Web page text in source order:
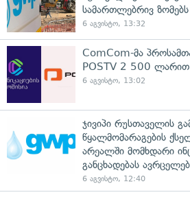
სამართლებრივ
6 აგვისტო, 13:32
ComCom-მა
POSTV 2 500 ლარით
6 აგვისტო, 13:02
ჯივიპი რუსთაველის
წყალმომარაგების
არეალში მომხდარი
განცხადებას
6 აგვისტო, 12:40